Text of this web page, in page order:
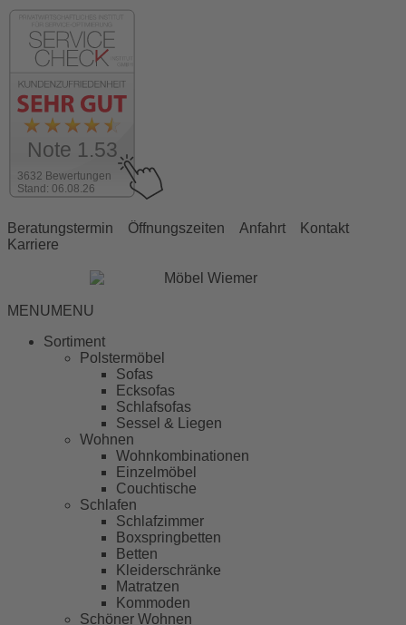
3632 Bewertungen
Stand: 06.08.26
Note 1.53
Beratungstermin Öffnungszeiten Anfahrt
Kontakt
Karriere
MENUMENU
Sortiment
Polstermöbel
Sofas
Ecksofas
Schlafsofas
Sessel & Liegen
Wohnen
Wohnkombinationen
Einzelmöbel
Couchtische
Schlafen
Schlafzimmer
Boxspringbetten
Betten
Kleiderschränke
Matratzen
Kommoden
Schöner Wohnen